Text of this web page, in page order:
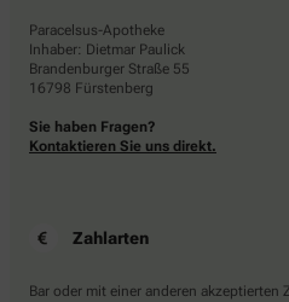
Paracelsus-Apotheke
Inhaber: Dietmar Paulick
Brandenburger Straße 55
16798 Fürstenberg
Sie haben Fragen?
Kontaktieren Sie uns direkt.
Zahlarten
Bar oder mit einer anderen